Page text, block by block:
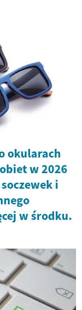
okularach
w 2026
i
w środku.